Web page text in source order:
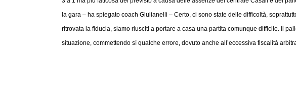
la gara – ha spiegato coach Giulianelli – Certo, ci sono state delle difficoltà,
ritrovata la fiducia, siamo riusciti a portare a casa una partita comunque difficile. Il
situazione, commettendo sì qualche errore, dovuto anche all’eccessiva fiscalità